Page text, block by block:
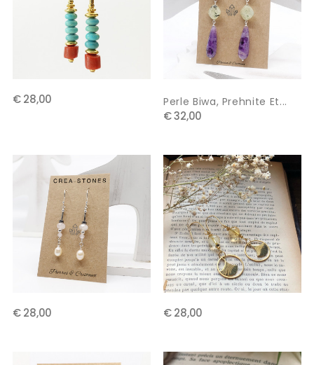
€ 28,00 Perle Biwa, Prehnite Et...
€ 32,00
€ 28,00 € 28,00